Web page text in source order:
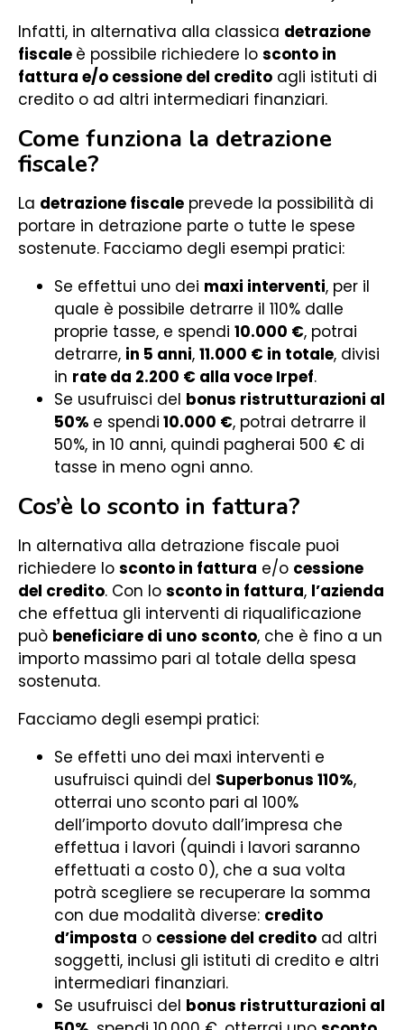
Infatti, in alternativa alla classica detrazione
fiscale è possibile richiedere lo sconto in
fattura e/o cessione del credito agli istituti di
credito o ad altri intermediari finanziari.
Come funziona la detrazione
fiscale?
La detrazione fiscale prevede la possibilità di
portare in detrazione parte o tutte le spese
sostenute. Facciamo degli esempi pratici:
Se effettui uno dei maxi interventi, per il
quale è possibile detrarre il 110% dalle
proprie tasse, e spendi 10.000 €, potrai
detrarre, in 5 anni, 11.000 € in totale, divisi
in rate da 2.200 € alla voce Irpef.
Se usufruisci del bonus ristrutturazioni al
50% e spendi 10.000 €, potrai detrarre il
50%, in 10 anni, quindi pagherai 500 € di
tasse in meno ogni anno.
Cos’è lo sconto in fattura?
In alternativa alla detrazione fiscale puoi
richiedere lo sconto in fattura e/o cessione
del credito. Con lo sconto in fattura, l’azienda
che effettua gli interventi di riqualificazione
può beneficiare di uno sconto, che è fino a un
importo massimo pari al totale della spesa
sostenuta.
Facciamo degli esempi pratici:
Se effetti uno dei maxi interventi e
usufruisci quindi del Superbonus 110%,
otterrai uno sconto pari al 100%
dell’importo dovuto dall’impresa che
effettua i lavori (quindi i lavori saranno
effettuati a costo 0), che a sua volta
potrà scegliere se recuperare la somma
con due modalità diverse: credito
d’imposta o cessione del credito ad altri
soggetti, inclusi gli istituti di credito e altri
intermediari finanziari.
Se usufruisci del bonus ristrutturazioni al